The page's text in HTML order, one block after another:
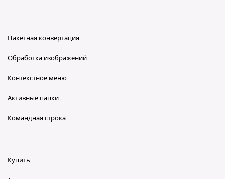
Пакетная конвертация
Обработка изображений
Контекстное меню
Активные папки
Командная строка
Купить